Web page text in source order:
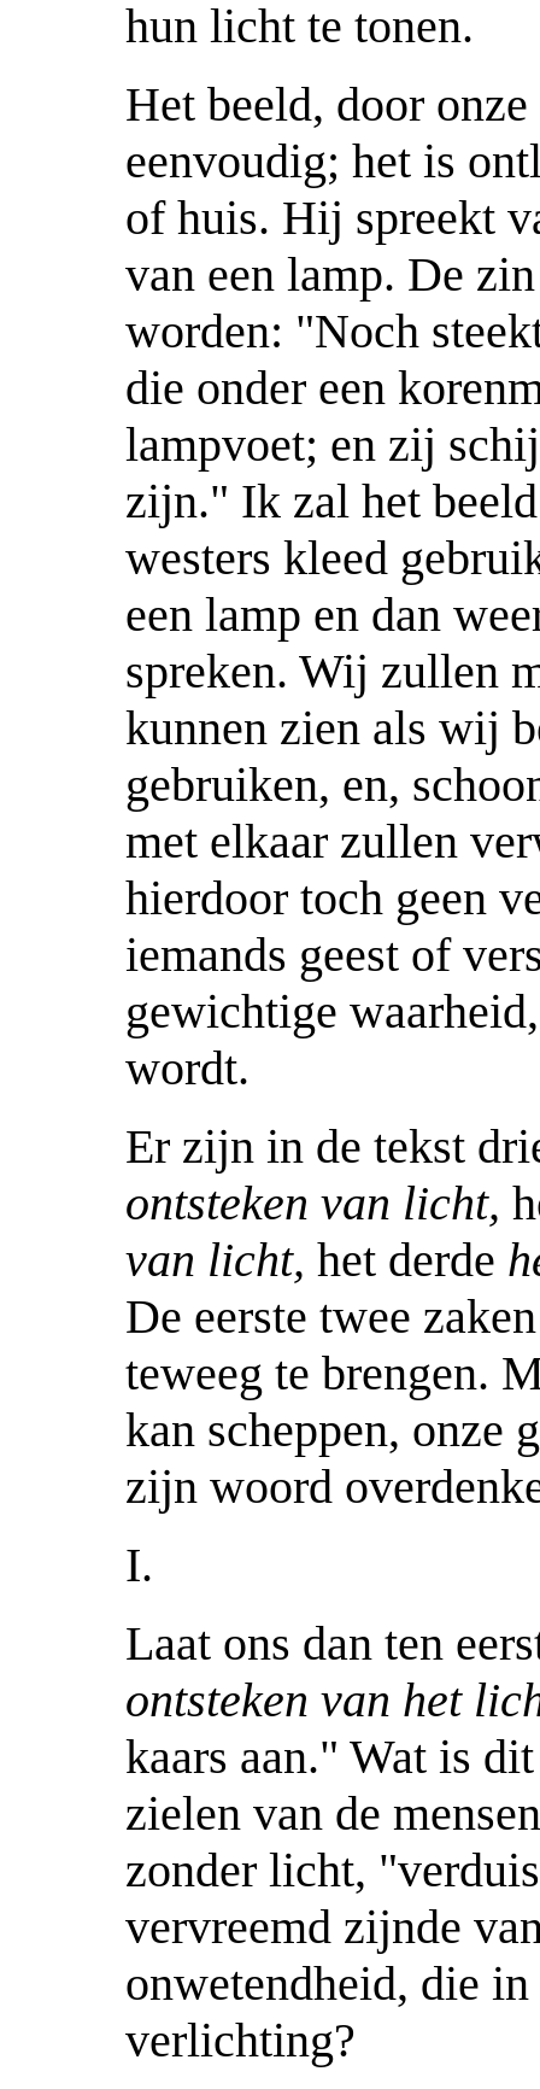
hun licht te tonen.
Het beeld, door
eenvoudig; het is
of huis. Hij spreekt
van een lamp. De
worden: "Noch
die onder een
lampvoet; en zij
zijn." Ik zal het
westers kleed
een lamp en dan
spreken. Wij zullen
kunnen zien als wij
gebruiken, en,
met elkaar zullen
hierdoor toch geen
iemands geest of
gewichtige
wordt.
Er zijn in de tekst
ontsteken van licht,
van licht,het derde
De eerste twee
teweeg te brengen.
kan scheppen,
zijn woord
I.
Laat ons dan ten
ontsteken van het
kaars aan." Wat is
zielen van de
zonder licht,
vervreemd zijnde
onwetendheid, die
verlichting?